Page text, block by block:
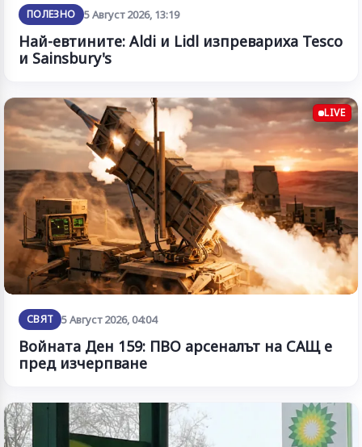
ПОЛЕЗНО 5 Август 2026, 13:19
Най-евтините: Aldi и Lidl изпревариха Tesco
и Sainsbury's
LIVE
СВЯТ 5 Август 2026, 04:04
Войната Ден 159: ПВО арсеналът на САЩ е
пред изчерпване